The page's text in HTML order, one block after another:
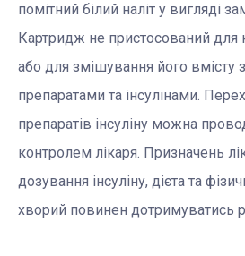
помітний білий наліт у вигляді
Картридж не пристосований для
або для змішування його вмісту
препаратами та інсулінами.
препаратів інсуліну можна
контролем лікаря. Призначень
дозування інсуліну, дієта та
хворий повинен дотримуватись